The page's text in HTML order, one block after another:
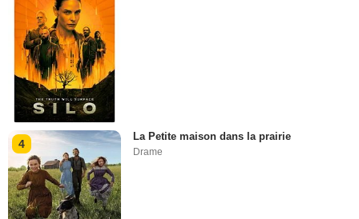
4
La Petite maison dans la prairie
Drame